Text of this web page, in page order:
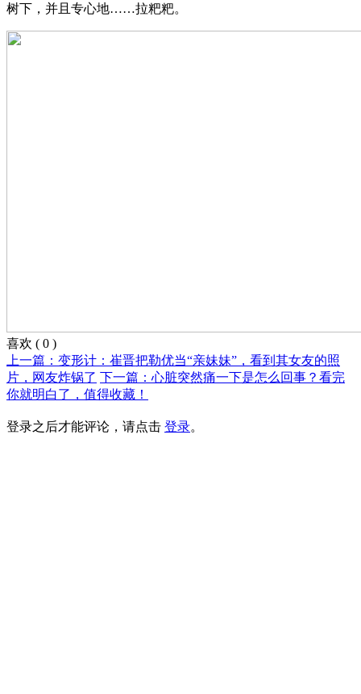
树下，并且专心地……拉粑粑。
喜欢 ( 0 )
上一篇：变形计：崔晋把勒优当“亲妹妹”，看到其女友的照
片，网友炸锅了 下一篇：心脏突然痛一下是怎么回事？看完
你就明白了，值得收藏！
登录之后才能评论，请点击 登录。